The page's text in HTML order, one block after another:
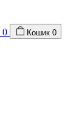
0 Кошик 0